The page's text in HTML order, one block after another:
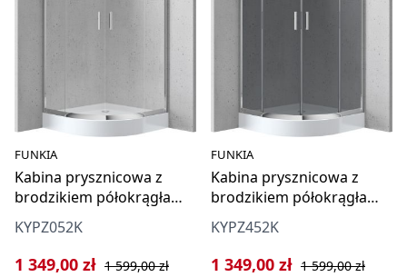
FUNKIA
Kabina prysznicowa z
brodzikiem półokrągła
80x80 cm
KYPZ052K
Cena sprzedaży:
1 349,00 zł Cena regularna:
1 599,00 zł
FUNKIA
Kabina prysznicowa z
brodzikiem półokrągła
80x80 cm
KYPZ452K
Cena sprzedaży:
1 349,00 zł Cena regularna:
1 599,00 zł